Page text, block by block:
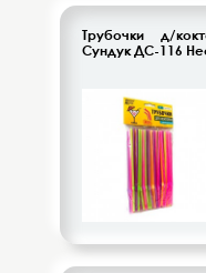
Трубочки д/
Сундук ДС-116